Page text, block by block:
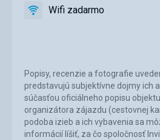
Popisy, recenzie a fotografie
predstavujú subjektívne dojmy ich
súčasťou oficiálneho popisu
organizátora zájazdu (cestovnej
podoba izieb a ich vybavenia sa
informácií líšiť, za čo spoločnosť
Wifi
Wifi zadarmo
áno